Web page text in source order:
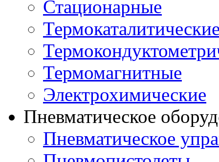
Стационарные
Термомагнитные
Электрохимические
Пневматическое
Пневматическое